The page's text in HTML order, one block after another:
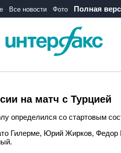
Все новости Фото Полная
на матч с Турцией
определился со стартовым
Гилерме, Юрий Жирков,